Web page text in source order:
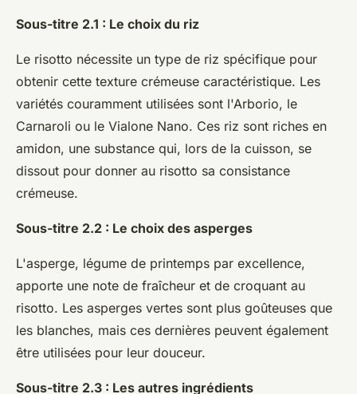
Sous-titre 2.1 : Le choix du riz
Le risotto nécessite un type de riz spécifique pour
obtenir cette texture crémeuse caractéristique. Les
variétés couramment utilisées sont l'Arborio, le
Carnaroli ou le Vialone Nano. Ces riz sont riches en
amidon, une substance qui, lors de la cuisson, se
dissout pour donner au risotto sa consistance
crémeuse.
Sous-titre 2.2 : Le choix des asperges
L'asperge, légume de printemps par excellence,
apporte une note de fraîcheur et de croquant au
risotto. Les asperges vertes sont plus goûteuses que
les blanches, mais ces dernières peuvent également
être utilisées pour leur douceur.
Sous-titre 2.3 : Les autres ingrédients